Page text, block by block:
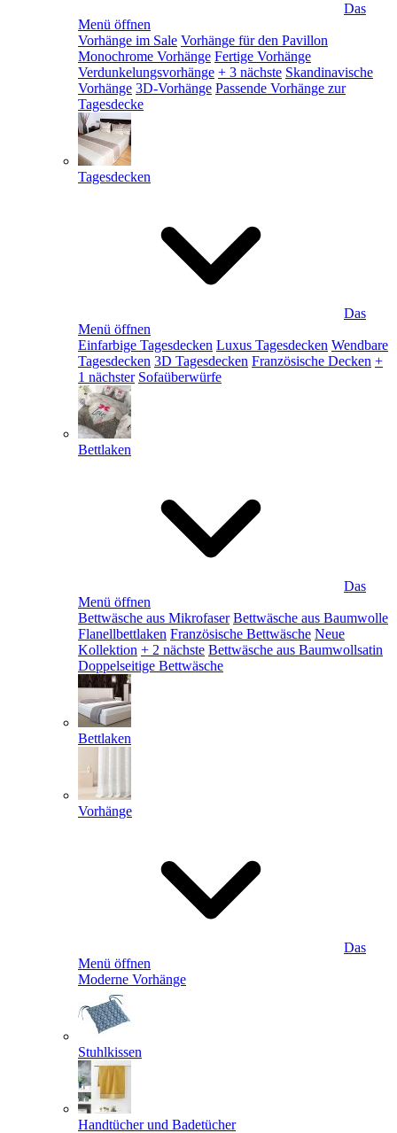
Das
Menü öffnen
Vorhänge im Sale Vorhänge für den Pavillon
Monochrome Vorhänge Fertige Vorhänge
Verdunkelungsvorhänge + 3 nächste Skandinavische
Vorhänge 3D-Vorhänge Passende Vorhänge zur
Tagesdecke
Tagesdecken
Das
Menü öffnen
Einfarbige Tagesdecken Luxus Tagesdecken Wendbare
Tagesdecken 3D Tagesdecken Französische Decken +
1 nächster Sofaüberwürfe
Bettlaken
Das
Menü öffnen
Bettwäsche aus Mikrofaser Bettwäsche aus Baumwolle
Flanellbettlaken Französische Bettwäsche Neue
Kollektion + 2 nächste Bettwäsche aus Baumwollsatin
Doppelseitige Bettwäsche
Bettlaken
Vorhänge
Das
Menü öffnen
Moderne Vorhänge
Stuhlkissen
Handtücher und Badetücher